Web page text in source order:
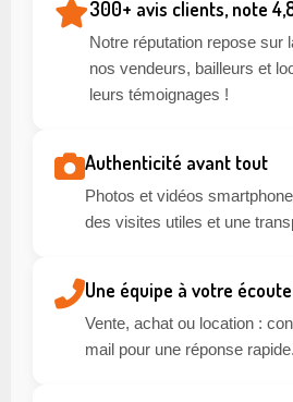
300+ avis clients, note
Notre réputation repose sur
nos vendeurs, bailleurs et
leurs témoignages !
Authenticité avant tout
Photos et vidéos
des visites utiles et une
Une équipe à votre écoute
Vente, achat ou location :
mail pour une réponse rapide.